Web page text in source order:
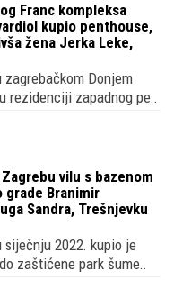
Franc kompleksa
kupio penthouse,
žena Jerka Leke,
zagrebačkom Donjem
rezidenciji zapadnog pe..
vilu s bazenom
grade Branimir
Sandra, Trešnjevku
2022. kupio je
zaštićene park šume..